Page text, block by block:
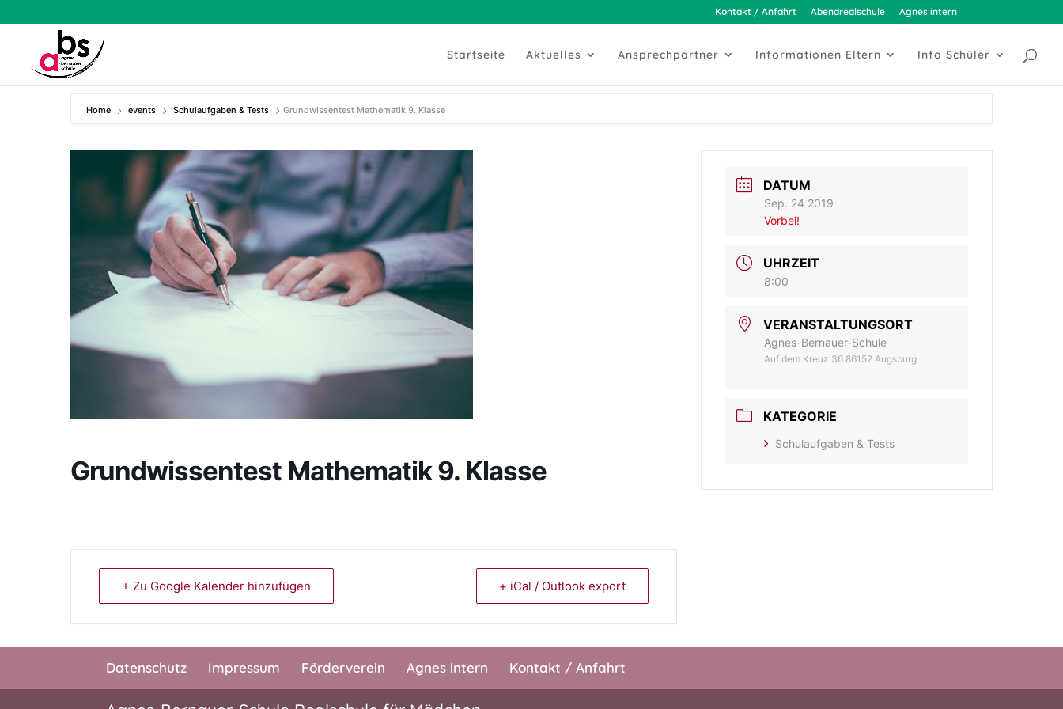
Kontakt / Anfahrt Abendrealschule Agnes intern
Startseite Aktuelles Ansprechpartner Informationen Eltern Info Schüler
Home events Schulaufgaben & Tests Grundwissentest Mathematik 9. Klasse
Grundwissentest Mathematik 9. Klasse
+ Zu Google Kalender hinzufügen + iCal / Outlook export
DATUM
Sep. 24 2019
Vorbei!
UHRZEIT
8:00
VERANSTALTUNGSORT
Agnes-Bernauer-Schule
Auf dem Kreuz 36 86152 Augsburg
KATEGORIE
Schulaufgaben & Tests
Datenschutz Impressum Förderverein Agnes intern Kontakt / Anfahrt